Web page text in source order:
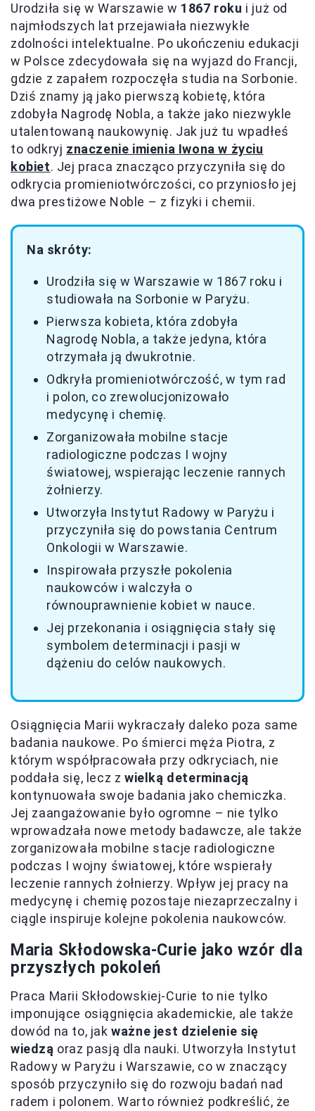
Urodziła się w Warszawie w 1867 roku i już od
najmłodszych lat przejawiała niezwykłe
zdolności intelektualne. Po ukończeniu edukacji
w Polsce zdecydowała się na wyjazd do Francji,
gdzie z zapałem rozpoczęła studia na Sorbonie.
Dziś znamy ją jako pierwszą kobietę, która
zdobyła Nagrodę Nobla, a także jako niezwykle
utalentowaną naukowynię. Jak już tu wpadłeś
to odkryj znaczenie imienia Iwona w życiu
kobiet. Jej praca znacząco przyczyniła się do
odkrycia promieniotwórczości, co przyniosło jej
dwa prestiżowe Noble – z fizyki i chemii.
Na skróty:
Urodziła się w Warszawie w 1867 roku i
studiowała na Sorbonie w Paryżu.
Pierwsza kobieta, która zdobyła
Nagrodę Nobla, a także jedyna, która
otrzymała ją dwukrotnie.
Odkryła promieniotwórczość, w tym rad
i polon, co zrewolucjonizowało
medycynę i chemię.
Zorganizowała mobilne stacje
radiologiczne podczas I wojny
światowej, wspierając leczenie rannych
żołnierzy.
Utworzyła Instytut Radowy w Paryżu i
przyczyniła się do powstania Centrum
Onkologii w Warszawie.
Inspirowała przyszłe pokolenia
naukowców i walczyła o
równouprawnienie kobiet w nauce.
Jej przekonania i osiągnięcia stały się
symbolem determinacji i pasji w
dążeniu do celów naukowych.
Osiągnięcia Marii wykraczały daleko poza same
badania naukowe. Po śmierci męża Piotra, z
którym współpracowała przy odkryciach, nie
poddała się, lecz zwielką determinacją
kontynuowała swoje badania jako chemiczka.
Jej zaangażowanie było ogromne – nie tylko
wprowadzała nowe metody badawcze, ale także
zorganizowała mobilne stacje radiologiczne
podczas I wojny światowej, które wspierały
leczenie rannych żołnierzy. Wpływ jej pracy na
medycynę i chemię pozostaje niezaprzeczalny i
ciągle inspiruje kolejne pokolenia naukowców.
Maria Skłodowska-Curie jako wzór dla
przyszłych pokoleń
Praca Marii Skłodowskiej-Curie to nie tylko
imponujące osiągnięcia akademickie, ale także
dowód na to, jakważne jest dzielenie się
wiedzą oraz pasją dla nauki. Utworzyła Instytut
Radowy w Paryżu i Warszawie, co w znaczący
sposób przyczyniło się do rozwoju badań nad
radem i polonem. Warto również podkreślić, że